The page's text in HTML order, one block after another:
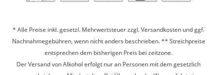
* Alle Preise inkl. gesetzl. Mehrwertsteuer zzgl.Versandkosten und ggf.
Nachnahmegebühren, wenn nicht anders beschrieben. ** Streichpreise
entsprechen dem bisherigen Preis bei zeitzone.
Der Versand von Alkohol erfolgt nur an Personen mit dem gesetzlich